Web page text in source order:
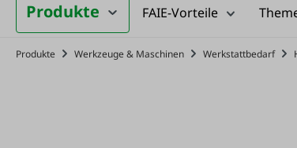
Produkte FAIE-Vorteile
Produkte Werkzeuge & Maschinen Werkstattbedarf